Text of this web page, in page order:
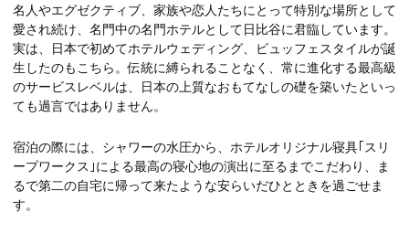
名人やエグゼクティブ、家族や恋人たちにとって特別な場所として
愛され続け、名門中の名門ホテルとして日比谷に君臨しています。
実は、日本で初めてホテルウェディング、ビュッフェスタイルが誕
生したのもこちら。伝統に縛られることなく、常に進化する最高級
のサービスレベルは、日本の上質なおもてなしの礎を築いたといっ
ても過言ではありません。
宿泊の際には、シャワーの水圧から、ホテルオリジナル寝具｢スリ
ープワークス｣による最高の寝心地の演出に至るまでこだわり、ま
るで第二の自宅に帰って来たような安らいだひとときを過ごせま
す。